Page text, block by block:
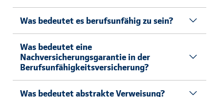
Was bedeutet es berufsunfähig zu sein?
Was bedeutet eine
Nachversicherungsgarantie in der
Berufsunfähigkeitsversicherung?
Was bedeutet abstrakte Verweisung?